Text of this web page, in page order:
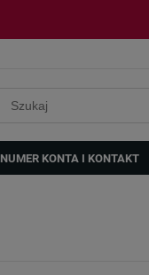
NUMER KONTA I KONTAKT